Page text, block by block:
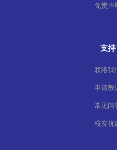
免责声
支持
联络我
申请教
常见问
校友优